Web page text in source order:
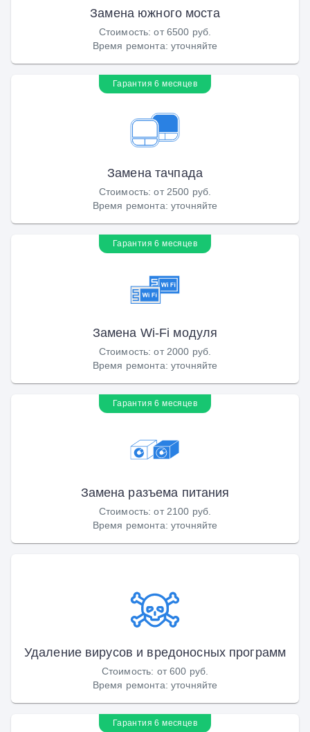
Замена южного моста
Стоимость:от 6500 руб.
Время ремонта: уточняйте
Гарантия 6 месяцев
Замена тачпада
Стоимость:от 2500 руб.
Время ремонта: уточняйте
Гарантия 6 месяцев
Замена Wi-Fi модуля
Стоимость:от 2000 руб.
Время ремонта: уточняйте
Гарантия 6 месяцев
Замена разъема питания
Стоимость:от 2100 руб.
Время ремонта: уточняйте
Удаление вирусов и вредоносных программ
Стоимость: от 600 руб.
Время ремонта: уточняйте
Гарантия 6 месяцев